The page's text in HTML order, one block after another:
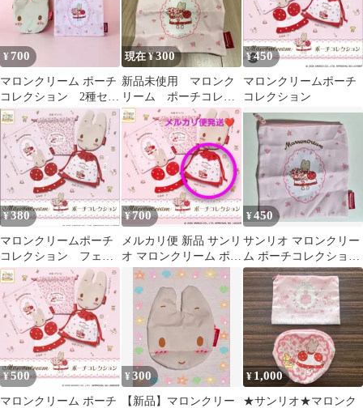
¥ 700
マロンクリーム ポーチ
コレクション 2種セッ
ト
現在 ¥300
新品未使用 マロンク
リーム ポーチコレク
ション スクエアポー
¥450
マロンクリームポーチ
コレクション
¥380
マロンクリームポーチ
コレクション フェイ
スポーチ
¥700
メルカリ便 新品 サンリ
オ マロンクリーム ポー
チコレクション 巾着
¥450
サンリオ マロンクリー
ム ポーチコレクション
ガチャ スクエアポーチ
¥500
マロンクリーム ポーチ
¥300
【新品】マロンクリー
¥1,000
★サンリオ★マロンク